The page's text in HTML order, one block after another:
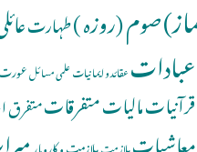
صوم (روزہ )طہارت
عباداتعقائد و ایمانیاتعلمی مسائل
قرآنیاتمالیاتمتفرقاتمتفرق
معاشیات